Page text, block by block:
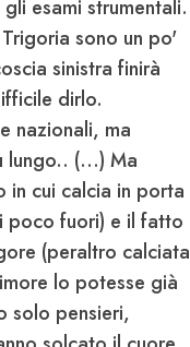
esami strumentali.
Trigoria sono un po'
sinistra finirà
dirlo.
nazionali, ma
lungo.. (...) Ma
cui calcia in porta
poco fuori) e il fatto
(peraltro calciata
lo potesse già
solo pensieri,